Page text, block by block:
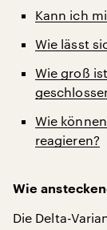
Kann ich
Wie lässt
Wie groß
Wie
reagieren?
Wie
Die Delta-